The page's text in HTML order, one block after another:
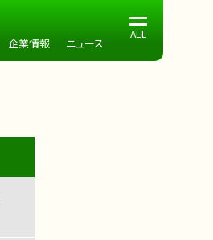
企業情報 ニュース